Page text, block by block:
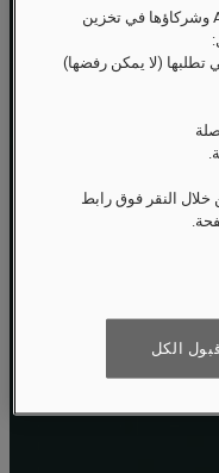
على مواقع Raffles على الويب، ترغب Accor وشركاؤها في تخزين
تطلبها (لا يمكن رفضها)
النقر فوق رابط
الكل